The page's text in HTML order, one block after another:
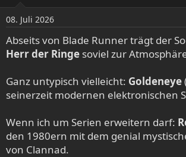
n
e
n
:
08. Juli 2026
Abseits von Blade Runner trägt der
Herr der Ringe soviel zur
Ganz untypisch vielleicht: Goldeneye
seinerzeit modernen elektronischen
Wenn ich um Serien erweitern darf:
den 1980ern mit dem genial
von Clannad.